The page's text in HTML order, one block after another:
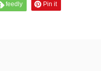
feedly Pin it